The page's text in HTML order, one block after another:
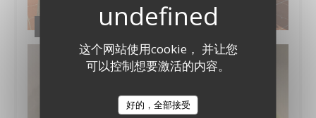
这个网站使用cookie， 并让您
可以控制想要激活的内容。
好的，全部接受
Nos partenaires et producteurs